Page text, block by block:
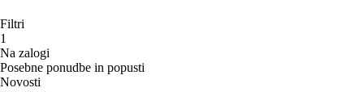
Filtri
1
Na zalogi
Posebne ponudbe in popusti
Novosti